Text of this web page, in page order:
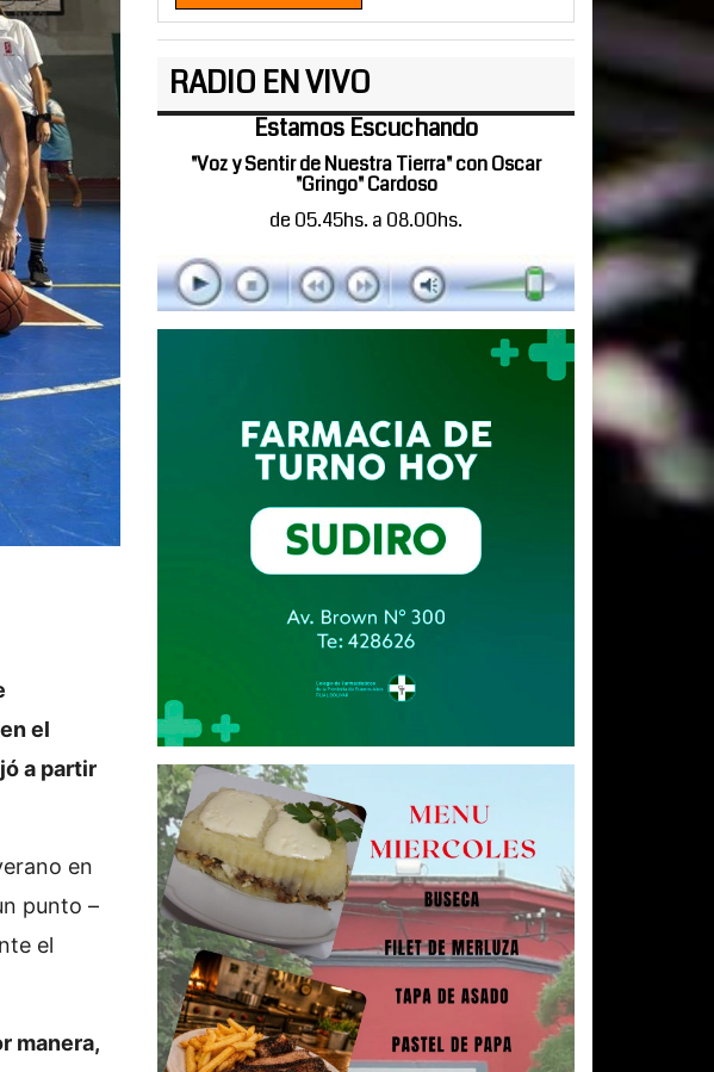
el
a partir
en
punto –
el
manera,
RADIO EN VIVO
Estamos Escuchando
"Voz y Sentir de Nuestra Tierra" con Oscar
"Gringo" Cardoso
de 05.45hs. a 08.00hs.